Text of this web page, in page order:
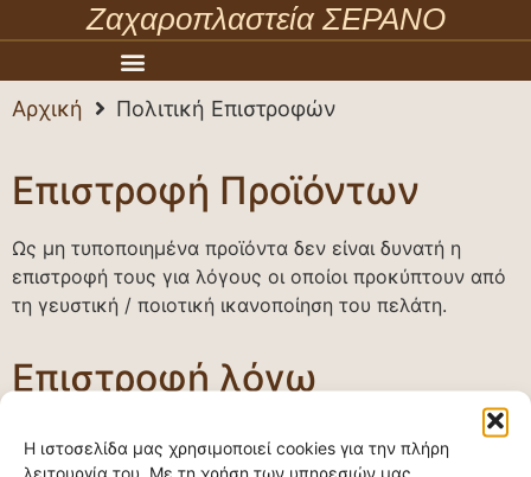
Η ιστοσελίδα μας χρησιμοποιεί cookies για την πλήρη
λειτουργία του. Με τη χρήση των υπηρεσιών μας,
Ζαχαροπλαστεία ΣΕΡΑΝΟ
Αρχική Πολιτική Επιστροφών
Επιστροφή Προϊόντων
Ως μη τυποποιημένα προϊόντα δεν είναι δυνατή η
επιστροφή τους για λόγους οι οποίοι προκύπτουν από
τη γευστική / ποιοτική ικανοποίηση του πελάτη.
Επιστροφή λόγω